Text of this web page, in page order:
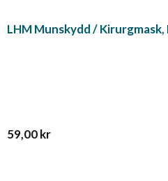
LHM Munskydd / Kirurgmask,
59,00kr